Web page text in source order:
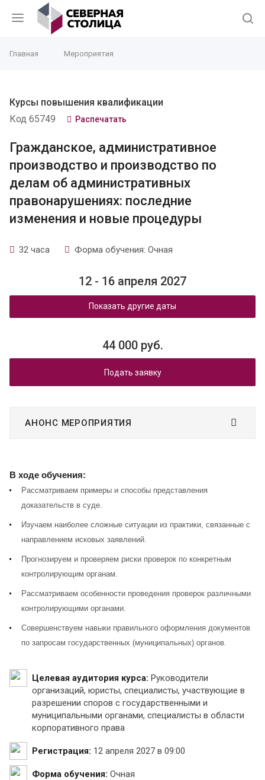
Главная Мероприятия
Курсы повышения квалификации
Код 65749
Распечатать
Гражданское, административное
производство и производство по
делам об административных
правонарушениях: последние
изменения и новые процедуры
32 часа Форма обучения: Очная
12 - 16 апреля 2027
Показать другие даты
44 000 руб.
Подать заявку
АНОНС МЕРОПРИЯТИЯ
В ходе обучения:
Рассматриваем примеры и способы представления
доказательств в суде.
Изучаем наиболее сложные ситуации из практики, связанные с
направлением исковых заявлений.
Прогнозируем и проверяем риски проверок по конкретным
контролирующим органам.
Рассматриваем особенности проведения проверок различными
контролирующими органами.
Совершенствуем навыки правильного оформления документов
по запросам государственных (муниципальных) органов.
Целевая аудитория курса: Руководители
организаций, юристы, специалисты, участвующие в
разрешении споров с государственными и
муниципальными органами, специалисты в области
корпоративного права
Регистрация: 12 апреля 2027 в 09:00
Форма обучения: Очная